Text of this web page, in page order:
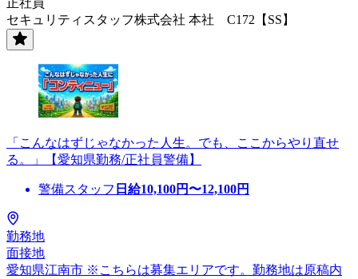
セキュリティスタッフ株式会社 本社 C172【SS】
「こんなはずじゃなかった人生。でも、ここからやり直せ
る。」【愛知県勤務/正社員警備】
警備スタッフ 日給10,100円〜12,100円
勤務地
面接地
愛知県江南市 ※こちらは募集エリアです。勤務地は原稿内